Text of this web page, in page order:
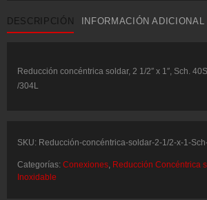
1",
Sch.
DESCRIPCIÓN INFORMACIÓN ADICIONAL
Reducción concéntrica soldar, 2 1/2″ x 1″, Sch.
/304L
SKU: Reducción-concéntrica-soldar-2-1/2-x-1-
Categorías: Conexiones, Reducción Concéntrica
Inoxidable